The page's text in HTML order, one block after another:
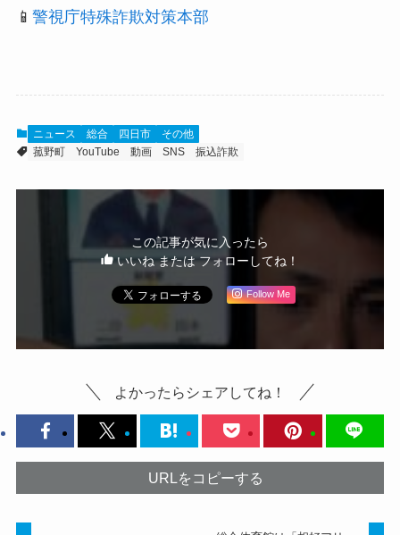
📱 警視庁特殊詐欺対策本部
ニュース 総合 四日市
その他
菰野町
YouTube 動画 SNS 振込詐欺
この記事が気に入ったら
いいね または フォローしてね！
Follow Me
よかったらシェアしてね！
URLをコピーする